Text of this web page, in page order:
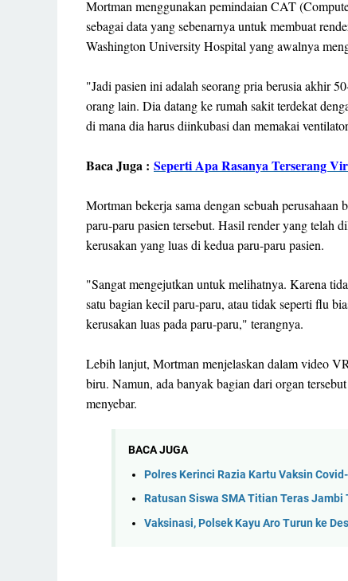
Mortman menggunakan pemindaian CAT
sebagai data yang sebenarnya untuk membuat
Washington University Hospital yang awalnya
"Jadi pasien ini adalah seorang pria berusia akhir
orang lain. Dia datang ke rumah sakit terdekat
di mana dia harus diinkubasi dan memakai
Baca Juga : Seperti Apa Rasanya Terserang
Mortman bekerja sama dengan sebuah
paru-paru pasien tersebut. Hasil render yang
kerusakan yang luas di kedua paru-paru pasien.
"Sangat mengejutkan untuk melihatnya. Karena
satu bagian kecil paru-paru, atau tidak seperti flu
kerusakan luas pada paru-paru," terangnya.
Lebih lanjut, Mortman menjelaskan dalam video
biru. Namun, ada banyak bagian dari organ
menyebar.
BACA JUGA
Polres Kerinci Razia Kartu Vaksin
Ratusan Siswa SMA Titian Teras
Vaksinasi, Polsek Kayu Aro Turun ke